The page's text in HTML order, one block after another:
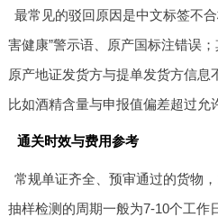
最常见的驳回原因是中文标签不
害健康”警示语、原产国标注错误
原产地证发货方与提单发货方信息
比如酒精含量与申报值偏差超过允
通关时效与费用参考
常规单证齐全、预审通过的货物
抽样检测的周期一般为7-10个工作